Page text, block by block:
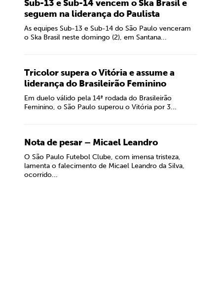
Sub-13 e Sub-14 vencem o Ska Brasil e
seguem na liderança do Paulista
As equipes Sub-13 e Sub-14 do São Paulo venceram
o Ska Brasil neste domingo (2), em Santana...
Tricolor supera o Vitória e assume a
liderança do Brasileirão Feminino
Em duelo válido pela 14ª rodada do Brasileirão
Feminino, o São Paulo superou o Vitória por 3...
Nota de pesar – Micael Leandro
O São Paulo Futebol Clube, com imensa tristeza,
lamenta o falecimento de Micael Leandro da Silva,
ocorrido...